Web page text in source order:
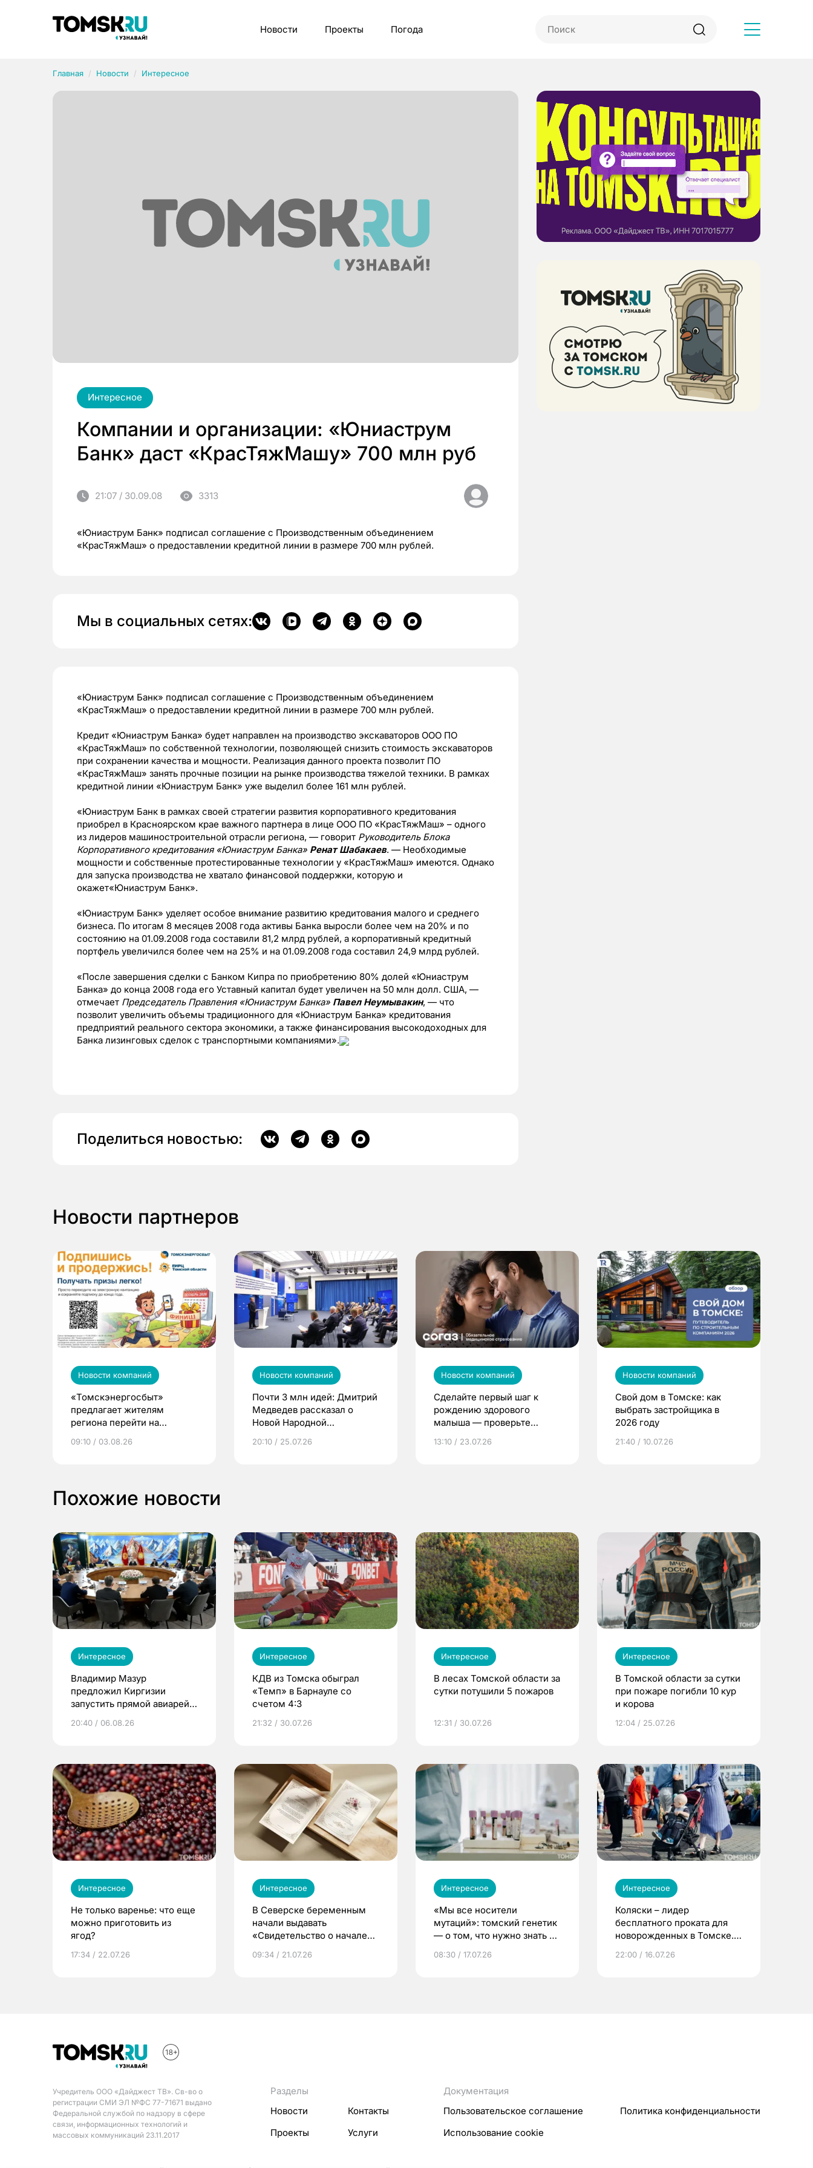
Новости Проекты Погода
Главная Новости Интересное
Интересное
Компании и организации: «Юниаструм
Банк» даст «КрасТяжМашу» 700 млн руб
21:07 / 30.09.08 3313
«Юниаструм Банк» подписал соглашение с Производственным объединением
«КрасТяжМаш» о предоставлении кредитной линии в размере 700 млн рублей.
Мы в социальных сетях:
«Юниаструм Банк» подписал соглашение с Производственным объединением
«КрасТяжМаш» о предоставлении кредитной линии в размере 700 млн рублей.
Кредит «Юниаструм Банка» будет направлен на производство экскаваторов ООО ПО
«КрасТяжМаш» по собственной технологии, позволяющей снизить стоимость экскаваторов
при сохранении качества и мощности. Реализация данного проекта позволит ПО
«КрасТяжМаш» занять прочные позиции на рынке производства тяжелой техники. В рамках
кредитной линии «Юниаструм Банк» уже выделил более 161 млн рублей.
«Юниаструм Банк в рамках своей стратегии развития корпоративного кредитования
приобрел в Красноярском крае важного партнера в лице ООО ПО «КрасТяжМаш» – одного
из лидеров машиностроительной отрасли региона, — говорит Руководитель Блока
Корпоративного кредитования «Юниаструм Банка» Ренат Шабакаев. — Необходимые
мощности и собственные протестированные технологии у «КрасТяжМаш» имеются. Однако
для запуска производства не хватало финансовой поддержки, которую и
окажет«Юниаструм Банк».
«Юниаструм Банк» уделяет особое внимание развитию кредитования малого и среднего
бизнеса. По итогам 8 месяцев 2008 года активы Банка выросли более чем на 20% и по
состоянию на 01.09.2008 года составили 81,2 млрд рублей, а корпоративный кредитный
портфель увеличился более чем на 25% и на 01.09.2008 года составил 24,9 млрд рублей.
«После завершения сделки с Банком Кипра по приобретению 80% долей «Юниаструм
Банка» до конца 2008 года его Уставный капитал будет увеличен на 50 млн долл. США, —
отмечает Председатель Правления «Юниаструм Банка» Павел Неумывакин, — что
позволит увеличить объемы традиционного для «Юниаструм Банка» кредитования
предприятий реального сектора экономики, а также финансирования высокодоходных для
Банка лизинговых сделок с транспортными компаниями».
Поделиться новостью:
Новости партнеров
Новости компаний
«Томскэнергосбыт»
предлагает жителям
региона перейти на
выиграть призы
09:10 / 03.08.26
Новости компаний
Почти 3 млн идей: Дмитрий
Медведев рассказал о
Новой Народной
20:10 / 25.07.26
Новости компаний
Сделайте первый шаг к
рождению здорового
малыша — проверьте
по ОМС!
13:10 / 23.07.26
Новости компаний
Свой дом в Томске: как
выбрать застройщика в
2026 году
21:40 / 10.07.26
Похожие новости
Интересное
Владимир Мазур
предложил Киргизии
запустить прямой авиарейс
20:40 / 06.08.26
Интересное
КДВ из Томска обыграл
«Темп» в Барнауле со
счетом 4:3
21:32 / 30.07.26
Интересное
В лесах Томской области за
сутки потушили 5 пожаров
12:31 / 30.07.26
Интересное
В Томской области за сутки
при пожаре погибли 10 кур
и корова
12:04 / 25.07.26
Интересное
Не только варенье: что еще
можно приготовить из
ягод?
17:34 / 22.07.26
Интересное
В Северске беременным
начали выдавать
«Свидетельство о начале
09:34 / 21.07.26
Интересное
«Мы все носители
мутаций»: томский генетик
— о том, что нужно знать до
08:30 / 17.07.26
Интересное
Коляски – лидер
бесплатного проката для
новорожденных в Томске.
22:00 / 16.07.26
Учредитель ООО «Дайджест ТВ». Св-во о
регистрации СМИ ЭЛ №ФС 77-71671 выдано
Федеральной службой по надзору в сфере
связи, информационных технологий и
массовых коммуникаций 23.11.2017
Разделы
Новости
Контакты
Проекты
Услуги
Документация
Пользовательское соглашение
Политика конфиденциальности
Использование cookie
Рубрики